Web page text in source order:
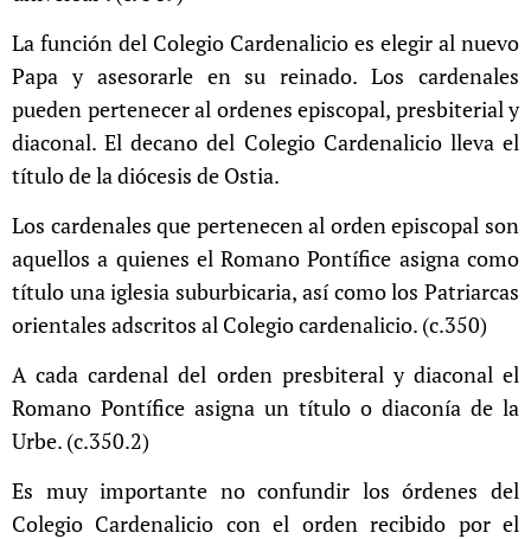
La función del Colegio Cardenalicio es elegir al nuevo
Papa y asesorarle en su reinado. Los cardenales
pueden pertenecer al ordenes episcopal, presbiterial y
diaconal. El decano del Colegio Cardenalicio lleva el
título de la diócesis de Ostia.
Los cardenales que pertenecen al orden episcopal son
aquellos a quienes el Romano Pontífice asigna como
título una iglesia suburbicaria, así como los Patriarcas
orientales adscritos al Colegio cardenalicio. (c.350)
A cada cardenal del orden presbiteral y diaconal el
Romano Pontífice asigna un título o diaconía de la
Urbe. (c.350.2)
Es muy importante no confundir los órdenes del
Colegio Cardenalicio con el orden recibido por el